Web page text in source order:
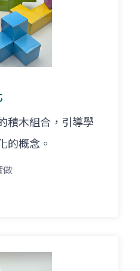
積木組合，引導學
的概念。
做